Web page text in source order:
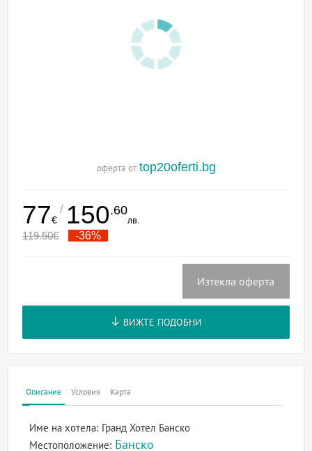
оферта от top20oferti.bg
77€
/ 150.60
лв.
119.50€ -36%
Изтекла оферта
ВИЖТЕ ПОДОБНИ
Описание Условия Карта
Име на хотела: Гранд Хотел Банско
Местоположение: Банско